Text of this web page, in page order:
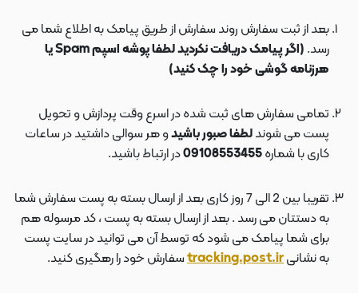
بعد از ثبت سفارش روند سفارش از طریق پیامک به اطلاع شما می
رسد.
(اگر پیامک دریافت نکردید لطفا پوشه اسپم Spam یا
هرزنامه گوشی خود را چک کنید)
تمامی سفارش های ثبت شده در اسرع وقت پردازش و تحویل
پست می شوندلطفا صبور باشیدو هر سوالی داشتید در ساعات
کاری با شماره
در ارتباط باشید.
تقریبا بین 2 الی 7 روز کاری بعد از ارسال بسته به پست سفارش شما
به دستتان می رسد . بعد از ارسال بسته به پست ، کد مرسوله هم
برای شما پیامک می شود که توسط آن می توانید در سایت پست
به نشانیtracking.post.irسفارش خود را رهگیری کنید.